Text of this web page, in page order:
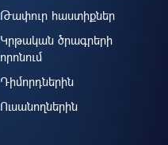
Թափուր հաստիքներ
Կրթական ծրագրերի
որոնում
Դիմորդներին
Ուսանողներին